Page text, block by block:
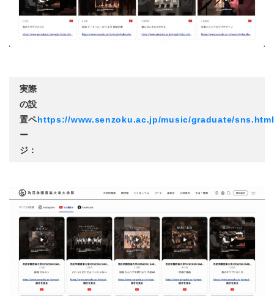
実際
の設
置ペ
ー
ジ：
https://www.senzoku.ac.jp/music/graduate/sns.html